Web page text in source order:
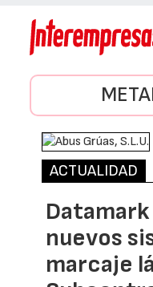
ACTUALIDAD
nuevos
marcaje